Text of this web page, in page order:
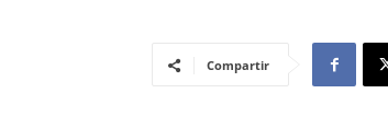
Compartir